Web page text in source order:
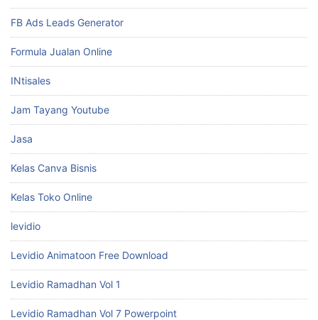
desain logo
download data penjualan barang excel
download template ramadhan
Ebook Whatsapp Marketing
FB Ads Leads Generator
Formula Jualan Online
INtisales
Jam Tayang Youtube
Jasa
Kelas Canva Bisnis
Kelas Toko Online